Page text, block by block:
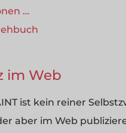
…
im Web
ist kein reiner
aber im Web